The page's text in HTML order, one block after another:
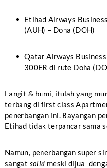
Etihad Airways
(AUH) – Doha (DOH)
Qatar Airways Business
300ER di rute Doha
Langit & bumi, itulah yang
terbang di first class
penerbangan ini. Bayangan
Etihad tidak terpancar sama
Namun, penerbangan super
sangat solid meski dijual